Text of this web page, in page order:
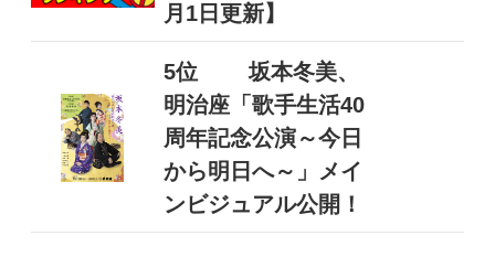
月1日更新】
5位
坂本冬美、
明治座「歌手生活40
周年記念公演～今日
から明日へ～」メイ
ンビジュアル公開！